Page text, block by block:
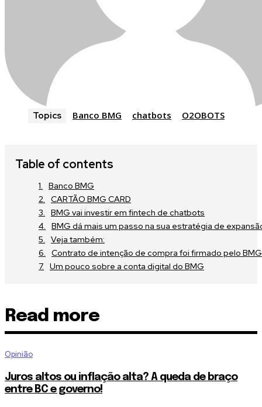
Topics Banco BMG chatbots O2OBOTS
Table of contents
Banco BMG
CARTÃO BMG CARD
BMG vai investir em fintech de chatbots
BMG dá mais um passo na sua estratégia de
Veja também:
Contrato de intenção de compra foi firmado pelo BMG
Um pouco sobre a conta digital do BMG
Read more
Opinião
Juros altos ou inflação alta? A queda de braço
entre BC e governo!